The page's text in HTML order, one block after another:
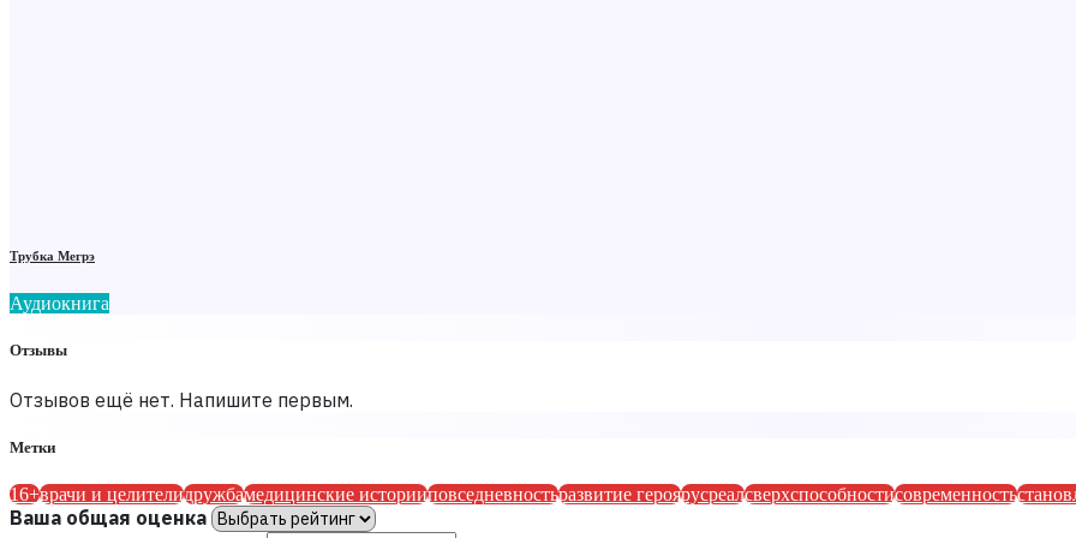
Трубка Мегрэ
Аудиокнига
Отзывы
Отзывов ещё нет. Напишите первым.
Метки
16+врачи и целителидружбамедицинские историиповседневностьразвитие героярусреалсверхспособностисовременность
Ваша общая оценка